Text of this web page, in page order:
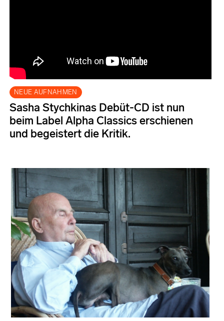
NEUE AUFNAHMEN
Sasha Stychkinas Debüt-CD ist nun
beim Label Alpha Classics erschienen
und begeistert die Kritik.